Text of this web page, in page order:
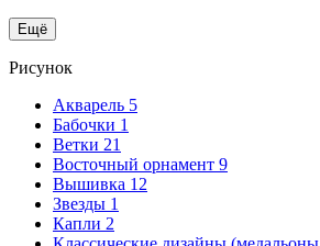
Ещё
Рисунок
Акварель 5
Бабочки 1
Ветки 21
Восточный орнамент 9
Вышивка 12
Звезды 1
Капли 2